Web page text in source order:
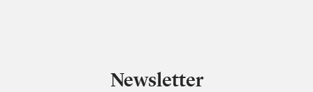
Newsletter